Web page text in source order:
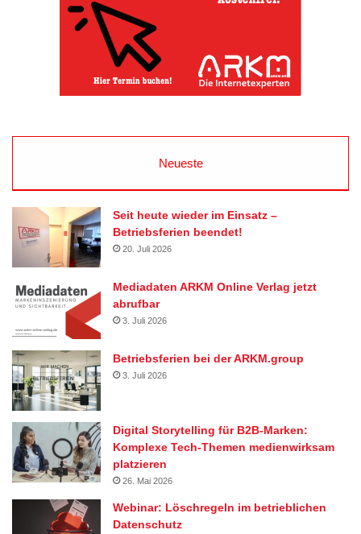
Neueste
Seit heute wieder im Einsatz –
Betriebsferien beendet!
20. Juli 2026
Mediadaten ARKM Online Verlag jetzt
abrufbar
3. Juli 2026
Betriebsferien bei der ARKM.group
3. Juli 2026
Digital Storytelling für B2B-Marken:
Komplexe Tech-Themen medienwirksam
platzieren
26. Mai 2026
Webinar: Löschregeln im betrieblichen
Datenschutz